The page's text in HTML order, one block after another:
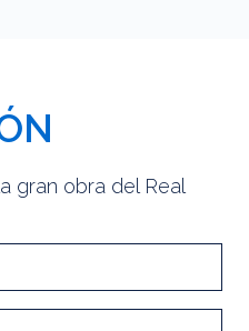
gran obra del Real